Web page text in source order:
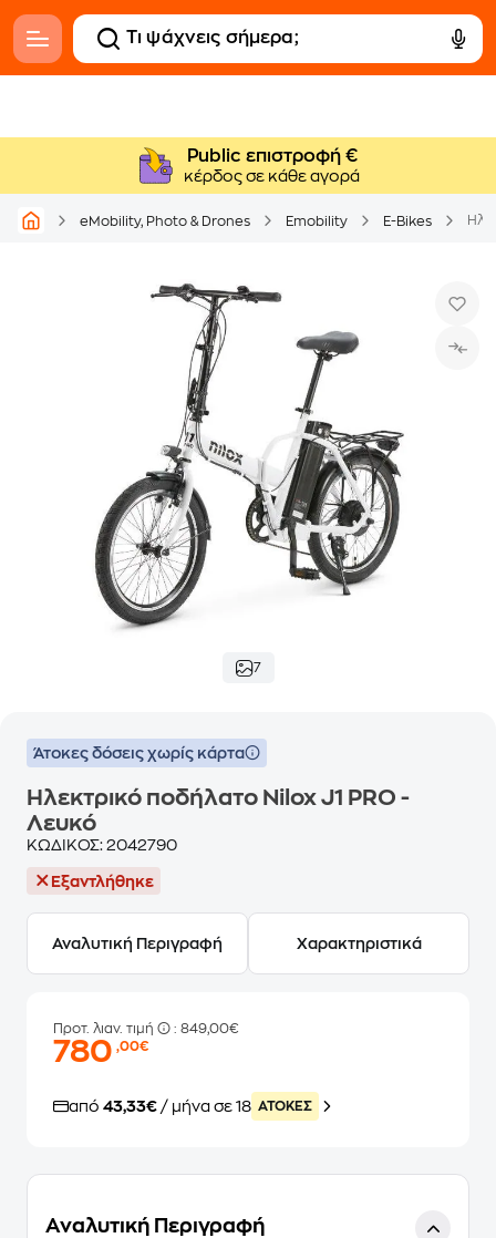
Public επιστροφή €
κέρδος σε κάθε αγορά
eMobility, Photo & Drones Emobility E-Bikes
7
Άτοκες δόσεις χωρίς κάρτα
Ηλεκτρικό ποδήλατο Nilox J1 PRO -
Λευκό
ΚΩΔΙΚΟΣ: 2042790
Εξαντλήθηκε
Αναλυτική Περιγραφή Χαρακτηριστικά
Προτ. λιαν. τιμή : 849,00€
780,00€
από 43,33€ / μήνα σε 18 ATOKEΣ
Αναλυτική Περιγραφή